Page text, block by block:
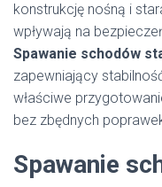
konstrukcję nośną i
wpływają na
Spawanie schodów
zapewniający
właściwe
bez zbędnych
Spawanie